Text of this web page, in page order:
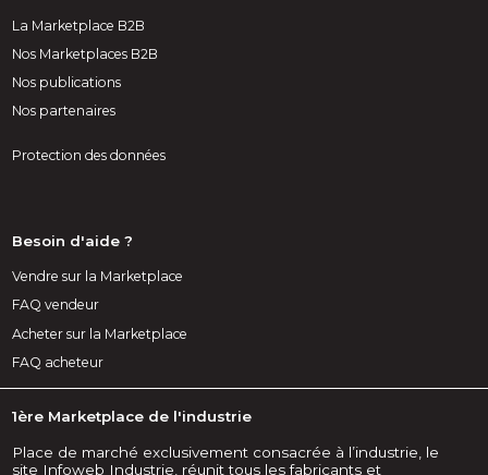
La Marketplace B2B
Nos Marketplaces B2B
Nos publications
Nos partenaires
Protection des données
Besoin d'aide ?
Vendre sur la Marketplace
FAQ vendeur
Acheter sur la Marketplace
FAQ acheteur
1ère Marketplace de l'industrie
Place de marché exclusivement consacrée à l’industrie, le
site Infoweb Industrie, réunit tous les fabricants et